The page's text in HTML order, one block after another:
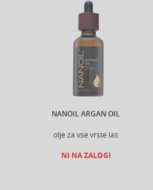
NANOIL ARGAN OIL
olje za vse vrste las
NI NA ZALOGI